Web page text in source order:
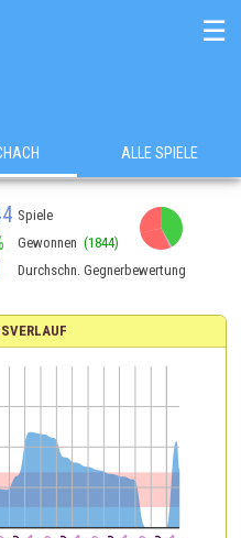
☰
ALLE SPIELE
Spiele
Gewonnen (1844)
Durchschn. Gegnerbewertung